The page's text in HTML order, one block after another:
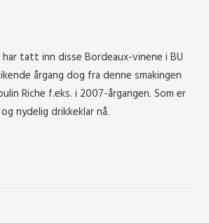
har tatt inn disse Bordeaux-vinene i BU
årgang dog fra denne smakingen
Riche f.eks. i 2007-årgangen. Som er
nydelig drikkeklar nå.